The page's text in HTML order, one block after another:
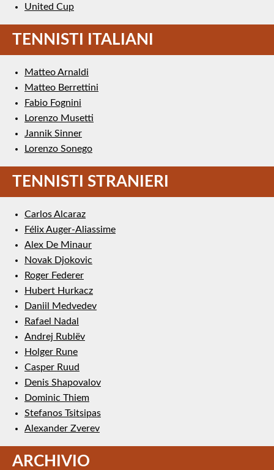
United Cup
TENNISTI ITALIANI
Matteo Arnaldi
Matteo Berrettini
Fabio Fognini
Lorenzo Musetti
Jannik Sinner
Lorenzo Sonego
TENNISTI STRANIERI
Carlos Alcaraz
Félix Auger-Aliassime
Alex De Minaur
Novak Djokovic
Roger Federer
Hubert Hurkacz
Daniil Medvedev
Rafael Nadal
Andrej Rublëv
Holger Rune
Casper Ruud
Denis Shapovalov
Dominic Thiem
Stefanos Tsitsipas
Alexander Zverev
ARCHIVIO